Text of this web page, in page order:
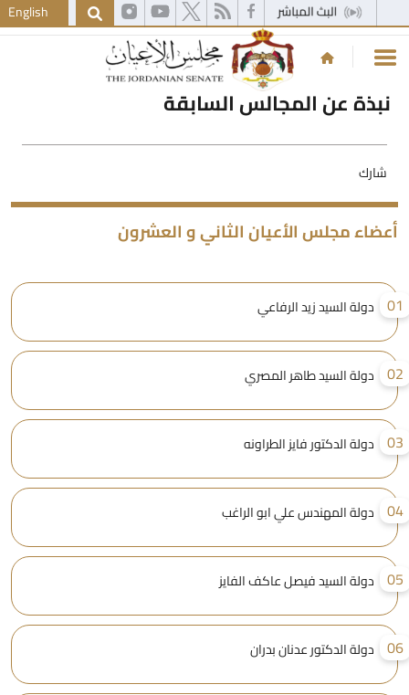
English
نبذة عن المجالس السابقة
شارك
أعضاء مجلس الأعيان الثاني و العشرون
دولة السيد زيد الرفاعي
دولة السيد طاهر المصري
دولة الدكتور فايز الطراونه
دولة المهندس علي ابو الراغب
دولة السيد فيصل عاكف الفايز
دولة الدكتور عدنان بدران